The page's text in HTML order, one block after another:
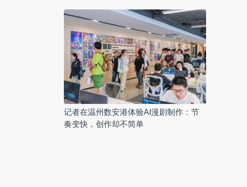
记者在温州数安港体验AI漫剧制作：节
奏变快，创作却不简单